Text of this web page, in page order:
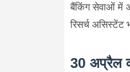
बैंकिंग सेवाओं में
रिसर्च असिस्टेंट
30 अप्रैल